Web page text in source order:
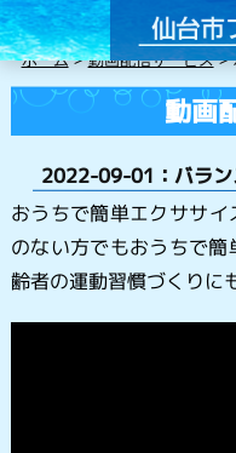
ホーム>動画配信サービス>
動画
2022-09-01：バラン
おうちで簡単エクササ
のない方でもおうちで
齢者の運動習慣づくりに